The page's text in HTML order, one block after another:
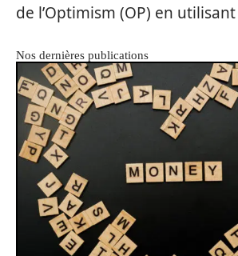
de l’Optimism (OP) en
Nos dernières publications